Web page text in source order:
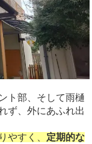
ト部、そして雨樋
ず、外にあふれ出
やすく、 定期的な